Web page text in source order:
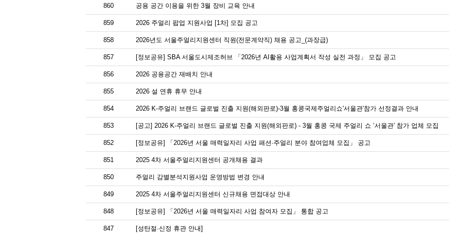
860 공용 공간 이용을 위한 3월 장비 교육 안내
859 2026 주얼리 팝업 지원사업 [1차] 모집 공고
858 2026년도 서울주얼리지원센터 직원(전문계약직) 채용 공고_(과장급)
857 [정보공유] SBA 서울도시제조허브 「2026년 AI활용 사업계획서 작성 실전 과정」 모집 공고
856 2026 공용공간 재배치 안내
855 2026 설 연휴 휴무 안내
854 2026 K-주얼리 브랜드 글로벌 진출 지원(해외판로)-3월 홍콩국제주얼리쇼'서울관'참가 선정결과 안내
853 [공고] 2026 K-주얼리 브랜드 글로벌 진출 지원(해외판로) - 3월 홍콩 국제 주얼리 쇼 ‘서울관' 참가 업체 모집
852 [정보공유] 「2026년 서울 매력일자리 사업 패션·주얼리 분야 참여업체 모집」 공고
851 2025 4차 서울주얼리지원센터 공개채용 결과
850 주얼리 감별분석지원사업 운영방법 변경 안내
849 2025 4차 서울주얼리지원센터 신규채용 면접대상 안내
848 [정보공유] 「2026년 서울 매력일자리 사업 참여자 모집」 통합 공고
847 [성탄절·신정 휴관 안내]